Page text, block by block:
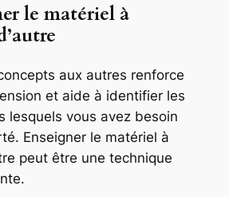
le matériel à
aux autres renforce
et aide à identifier les
lesquels vous avez besoin
Enseigner le matériel à
peut être une technique